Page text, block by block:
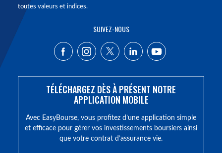
toutes valeurs et indices.
SUIVEZ-NOUS
TÉLÉCHARGEZ DÈS À PRÉSENT NOTRE
APPLICATION MOBILE
Avec EasyBourse, vous profitez d’une application simple
et efficace pour gérer vos investissements boursiers ainsi
que votre contrat d’assurance vie.